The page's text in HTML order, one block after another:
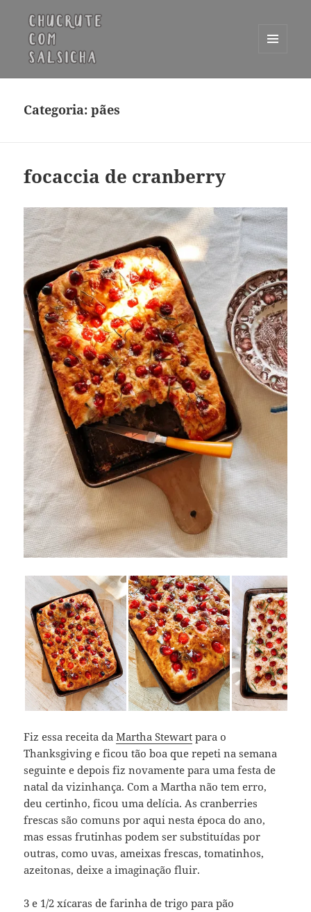
WIDGETS
Categoria:pães
focaccia de cranberry
Fiz essa receita daMartha Stewart para o
Thanksgiving e ficou tão boa que repeti na semana
seguinte e depois fiz novamente para uma festa de
natal da vizinhança. Com a Martha não tem erro,
deu certinho, ficou uma delícia. As cranberries
frescas são comuns por aqui nesta época do ano,
mas essas frutinhas podem ser substituídas por
outras, como uvas, ameixas frescas, tomatinhos,
azeitonas, deixe a imaginação fluir.
3 e 1/2 xícaras de farinha de trigo para pão